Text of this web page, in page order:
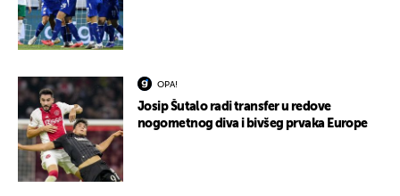
OPA!
Josip Šutalo radi transfer u redove
nogometnog diva i bivšeg prvaka Europe